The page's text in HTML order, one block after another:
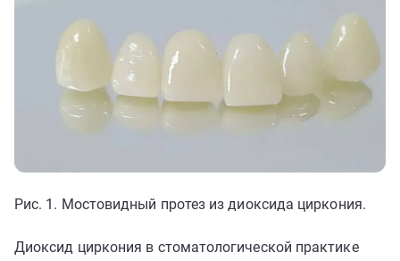
Рис. 1. Мостовидный протез из диоксида циркония.
Диоксид циркония в стоматологической практике